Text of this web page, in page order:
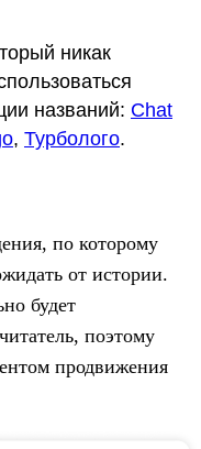
никак
названий: Chat
, Турболого.
по которому
от истории.
будет
поэтому
продвижения